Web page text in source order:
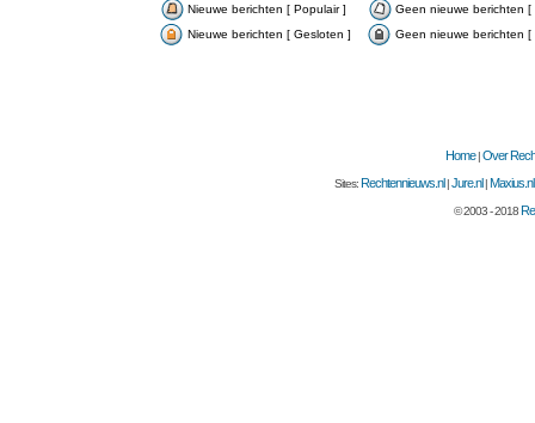
Nieuwe berichten [ Populair ]
Geen nieuwe berichten [
Nieuwe berichten [ Gesloten ]
Geen nieuwe berichten [
Home|Over
Sites:Rechtennieuws.nl |Jure.nl |Maxius.nl
© 2003 - 2018